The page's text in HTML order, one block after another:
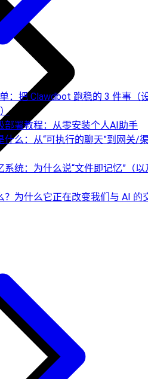
：把 Clawdbot 跑稳的 3 件事（
部署教程：从零安装个人AI助手
什么：从“可执行的聊天”到网关/
统：为什么说“文件即记忆”（以
？为什么它正在改变我们与 AI 的